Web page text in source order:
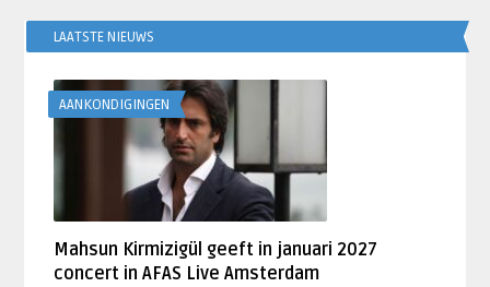
LAATSTE NIEUWS
AANKONDIGINGEN
Mahsun Kirmizigül geeft in januari 2027
concert in AFAS Live Amsterdam